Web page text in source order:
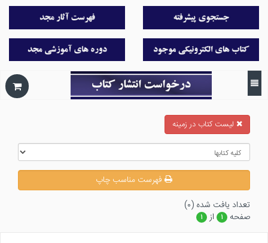
ليست كتاب در زمينه
فهرست مناسب چاپ
تعداد يافت شده (۰)
صفحه
۱ از ۱